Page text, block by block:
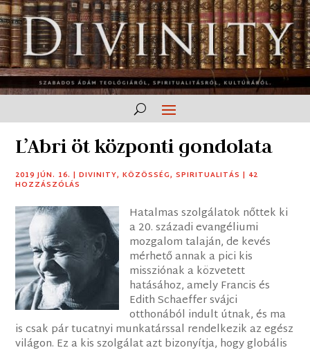
L’Abri öt központi gondolata
2019 JÚN. 16. |DIVINITY,KÖZÖSSÉG,SPIRITUALITÁS | 42
HOZZÁSZÓLÁS
Hatalmas szolgálatok nőttek ki
a 20. századi evangéliumi
mozgalom talaján, de kevés
mérhető annak a pici kis
missziónak a közvetett
hatásához, amely Francis és
Edith Schaeffer svájci
otthonából indult útnak, és ma
is csak pár tucatnyi munkatárssal rendelkezik az egész
világon. Ez a kis szolgálat azt bizonyítja, hogy globális